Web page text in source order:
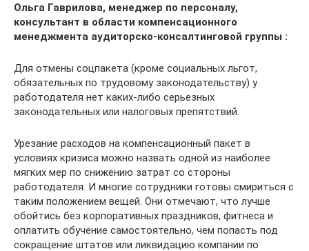
Ольга Гаврилова, менеджер по персоналу,
консультант в области компенсационного
менеджмента аудиторско-консалтинговой группы :
Для отмены соцпакета (кроме социальных льгот,
обязательных по трудовому законодательству) у
работодателя нет каких-либо серьезных
законодательных или налоговых препятствий.
Урезание расходов на компенсационный пакет в
условиях кризиса можно назвать одной из наиболее
мягких мер по снижению затрат со стороны
работодателя. И многие сотрудники готовы смириться с
таким положением вещей. Они отмечают, что лучше
обойтись без корпоративных праздников, фитнеса и
оплатить обучение самостоятельно, чем попасть под
сокращение штатов или ликвидацию компании по